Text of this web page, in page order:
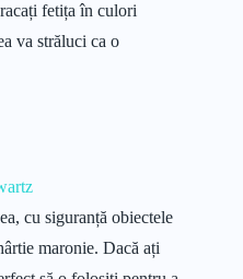
fetița în culori
va străluci ca o
cu siguranță obiectele
maronie. Dacă ați